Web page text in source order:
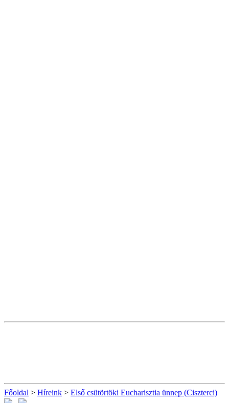
Főoldal > Híreink > Első csütörtöki Eucharisztia ünnep (Ciszterci)